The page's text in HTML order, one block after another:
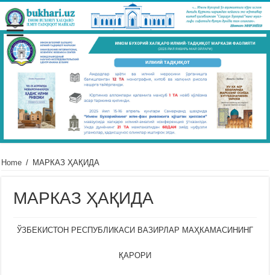
Home / МАРКАЗ ҲАҚИДА
МАРКАЗ ҲАҚИДА
ЎЗБЕКИСТОН РЕСПУБЛИКАСИ ВАЗИРЛАР МАҲКАМАСИНИНГ
ҚАРОРИ